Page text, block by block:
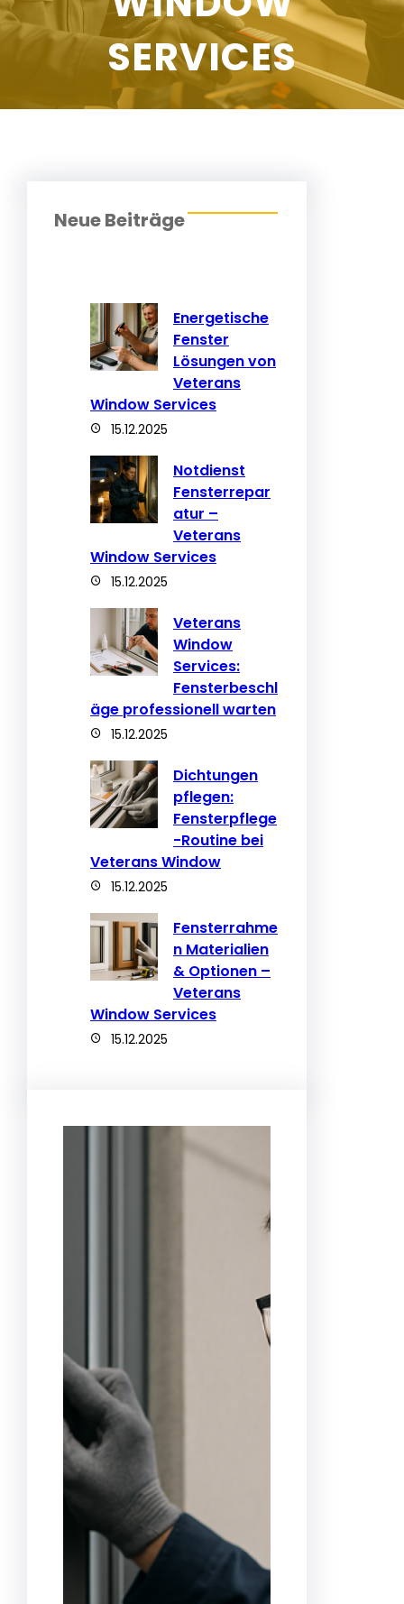
SERVICES
Neue Beiträge
Energetische
Fenster
Lösungen von
Veterans
Window Services
15.12.2025
Notdienst
Fensterrepar
atur –
Veterans
Window Services
15.12.2025
Veterans
Window
Services:
Fensterbeschl
äge professionell warten
15.12.2025
Dichtungen
pflegen:
Fensterpflege
-Routine bei
Veterans Window
15.12.2025
Fensterrahme
n Materialien
& Optionen –
Veterans
Window Services
15.12.2025